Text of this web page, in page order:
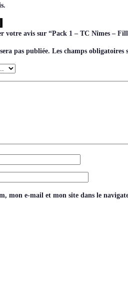
votre avis sur “Pack 1 – TC Nîmes –
pas publiée. Les champs obligatoires
mon e-mail et mon site dans le